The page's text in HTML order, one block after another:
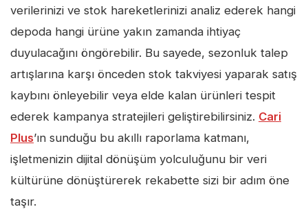
verilerinizi ve stok hareketlerinizi analiz ederek hangi
depoda hangi ürüne yakın zamanda ihtiyaç
duyulacağını öngörebilir. Bu sayede, sezonluk talep
artışlarına karşı önceden stok takviyesi yaparak satış
kaybını önleyebilir veya elde kalan ürünleri tespit
ederek kampanya stratejileri geliştirebilirsiniz. Cari
Plus’ın sunduğu bu akıllı raporlama katmanı,
işletmenizin dijital dönüşüm yolculuğunu bir veri
kültürüne dönüştürerek rekabette sizi bir adım öne
taşır.